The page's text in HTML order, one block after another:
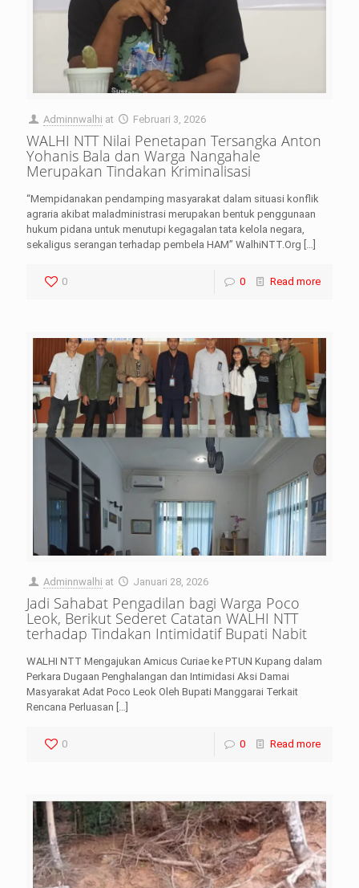
Adminnwalhi at Februari 3, 2026
WALHI NTT Nilai Penetapan Tersangka Anton
Yohanis Bala dan Warga Nangahale
Merupakan Tindakan Kriminalisasi
“Mempidanakan pendamping masyarakat dalam situasi konflik
agraria akibat maladministrasi merupakan bentuk penggunaan
hukum pidana untuk menutupi kegagalan tata kelola negara,
sekaligus serangan terhadap pembela HAM” WalhiNTT.Org
0 0 Read more
Adminnwalhi at Januari 28, 2026
Jadi Sahabat Pengadilan bagi Warga Poco
Leok, Berikut Sederet Catatan WALHI NTT
terhadap Tindakan Intimidatif Bupati Nabit
WALHI NTT Mengajukan Amicus Curiae ke PTUN Kupang dalam
Perkara Dugaan Penghalangan dan Intimidasi Aksi Damai
Masyarakat Adat Poco Leok Oleh Bupati Manggarai Terkait
Rencana Perluasan
0 0 Read more